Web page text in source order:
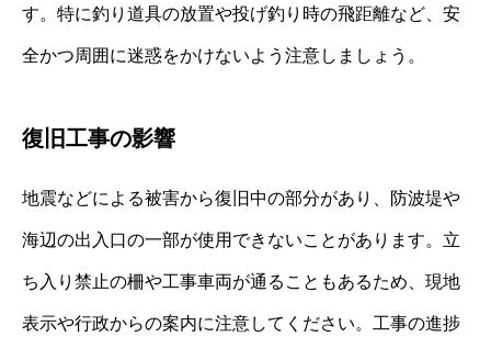
す。特に釣り道具の放置や投げ釣り時の飛距離など、安
全かつ周囲に迷惑をかけないよう注意しましょう。
復旧工事の影響
地震などによる被害から復旧中の部分があり、防波堤や
海辺の出入口の一部が使用できないことがあります。立
ち入り禁止の柵や工事車両が通ることもあるため、現地
表示や行政からの案内に注意してください。工事の進捗